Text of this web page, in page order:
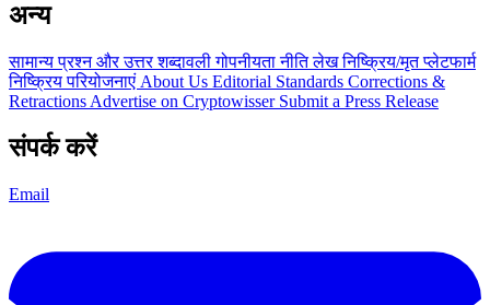
अन्य
सामान्य प्रश्न और उत्तरशब्दावलीगोपनीयता नीतिलेखनिष्क्रिय/मृत प्लेटफार्म
निष्क्रिय परियोजनाएं About Us Editorial Standards Corrections &
Retractions Advertise on Cryptowisser Submit a Press Release
संपर्क करें
Email